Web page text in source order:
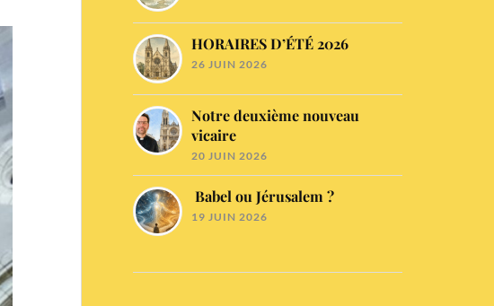
HORAIRES D’ÉTÉ 2026
26 JUIN 2026
Notre deuxième nouveau
vicaire
20 JUIN 2026
Babel ou Jérusalem ?
19 JUIN 2026